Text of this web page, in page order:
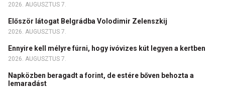
2026. AUGUSZTUS 7.
Először látogat Belgrádba Volodimir Zelenszkij
2026. AUGUSZTUS 7.
Ennyire kell mélyre fúrni, hogy ivóvizes kút legyen a kertben
2026. AUGUSZTUS 7.
Napközben beragadt a forint, de estére bőven behozta a
lemaradást